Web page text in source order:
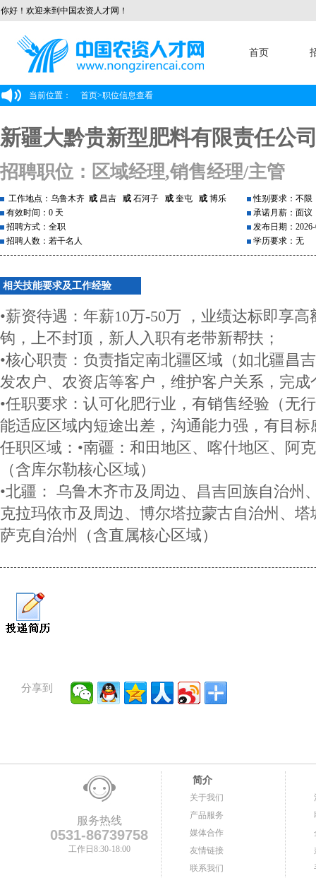
你好！欢迎来到中国农资人才网！
首页
当前位置： 首页>职位信息查看
新疆大黔贵新型肥料有限责任公
招聘职位：区域经理,销售经理/主管
工作地点：乌鲁木齐 或 昌吉 或 石河子 或 奎屯 或 博乐
有效时间：0 天
招聘方式：全职
招聘人数：若干名人
性别要求：不限
承诺月薪：面议
发布日期：
学历要求：无
相关技能要求及工作经验
•薪资待遇：年薪10万-50万 ，业绩达标即享
钩，上不封顶，新人入职有老带新帮扶；
•核心职责：负责指定南北疆区域（如北疆昌
发农户、农资店等客户，维护客户关系，完
•任职要求：认可化肥行业，有销售经验（无
能适应区域内短途出差，沟通能力强，有目标
任职区域：•南疆：和田地区、喀什地区、阿
（含库尔勒核心区域）
•北疆： 乌鲁木齐市及周边、昌吉回族自治州
克拉玛依市及周边、博尔塔拉蒙古自治州、
萨克自治州（含直属核心区域）
分享到
服务热线
0531-86739758
工作日8:30-18:00
简介
关于我们
产品服务
媒体合作
友情链接
联系我们